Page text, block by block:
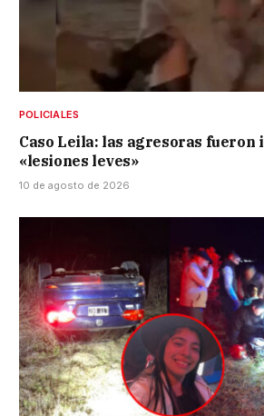
POLICIALES
Caso Leila: las agresoras fueron
«lesiones leves»
10 de agosto de 2026